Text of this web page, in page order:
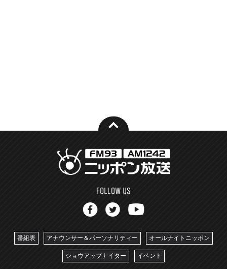
番組表 アナウンサー＆パーソナリティー オールナイトニッポン
ショウアップナイター イベント